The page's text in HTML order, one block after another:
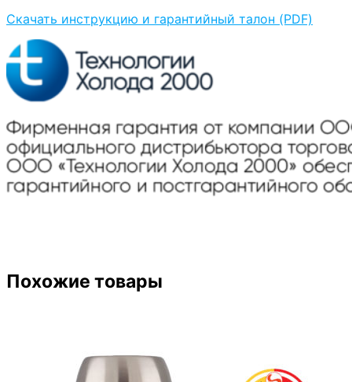
Скачать инструкцию и гарантийный талон (PDF)
Похожие товары